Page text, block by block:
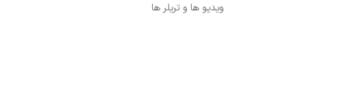
ویدیو ها و تریلر ها